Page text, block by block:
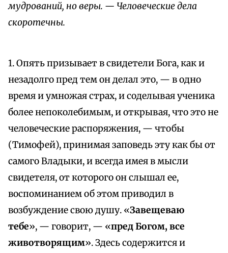
мудрований, но веры. — Человеческие дела
скоротечны.
1. Опять призывает в свидетели Бога, как и
незадолго пред тем он делал это, — в одно
время и умножая страх, и соделывая ученика
более непоколебимым, и открывая, что это не
человеческие распоряжения, — чтобы
(Тимофей), принимая заповедь эту как бы от
самого Владыки, и всегда имея в мысли
свидетеля, от которого он слышал ее,
воспоминанием об этом приводил в
возбуждение свою душу. «Завещеваю
тебе», — говорит, — «пред Богом, все
животворящим». Здесь содержится и